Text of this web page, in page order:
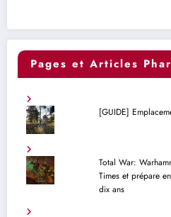
Pages et Articles
[GUIDE]
Total War:
Times et prépare
dix ans